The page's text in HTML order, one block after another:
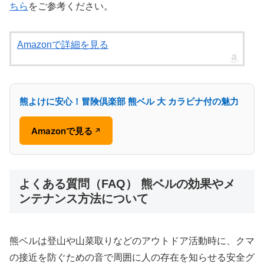
ちら をご参考ください。
Amazonで詳細を見る
熊よけに安心！冒険倶楽部 熊ベル 大 カラビナ付の魅力
Amazonで見る ↗
よくある質問（FAQ） 熊ベルの効果やメ
ンテナンス方法について
熊ベルは登山や山菜取りなどのアウトドア活動時に、クマ
の接近を防ぐための音で周囲に人の存在を知らせる安全グ